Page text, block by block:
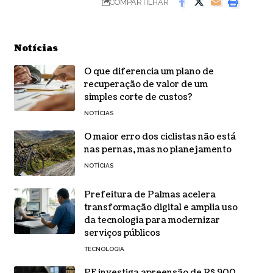
COMPARTILHAR
Notícias
O que diferencia um plano de
recuperação de valor de um
simples corte de custos?
NOTÍCIAS
O maior erro dos ciclistas não está
nas pernas, mas no planejamento
NOTÍCIAS
Prefeitura de Palmas acelera
transformação digital e amplia uso
da tecnologia para modernizar
serviços públicos
TECNOLOGIA